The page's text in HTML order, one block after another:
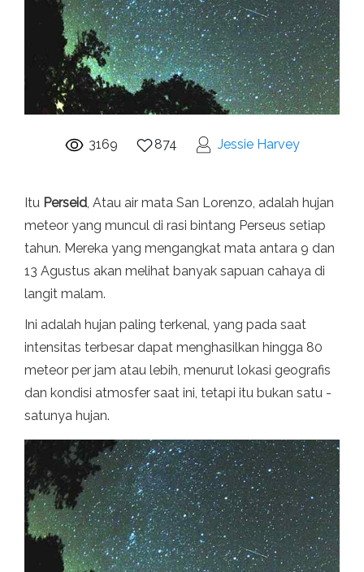
3169 874 Jessie Harvey
Itu Perseid, Atau air mata San Lorenzo, adalah hujan
meteor yang muncul di rasi bintang Perseus setiap
tahun. Mereka yang mengangkat mata antara 9 dan
13 Agustus akan melihat banyak sapuan cahaya di
langit malam.
Ini adalah hujan paling terkenal, yang pada saat
intensitas terbesar dapat menghasilkan hingga 80
meteor per jam atau lebih, menurut lokasi geografis
dan kondisi atmosfer saat ini, tetapi itu bukan satu -
satunya hujan.